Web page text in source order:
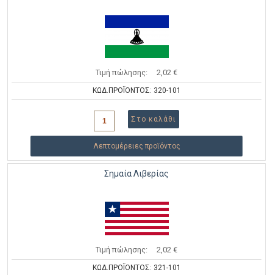
Τιμή πώλησης: 2,02 €
ΚΩΔ.ΠΡΟΪΟΝΤΟΣ: 320-101
Λεπτομέρειες προϊόντος
Σημαία Λιβερίας
Τιμή πώλησης: 2,02 €
ΚΩΔ.ΠΡΟΪΟΝΤΟΣ: 321-101